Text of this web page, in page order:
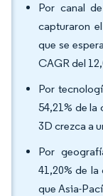
Por canal
capturaron
que se
CAGR del
Por
54,21% de la
3D crezca a
Por
41,20% de
que Asia-